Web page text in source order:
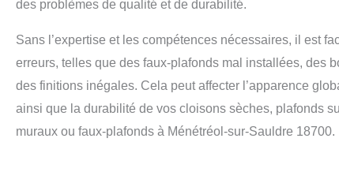
des problèmes de qualité et de durabilité.
Sans l’expertise et les compétences nécessaires, il est
erreurs, telles que des faux-plafonds mal installées, des
des finitions inégales. Cela peut affecter l’apparence
ainsi que la durabilité de vos cloisons sèches, plafonds
muraux ou faux-plafonds à Ménétréol-sur-Sauldre 18700.